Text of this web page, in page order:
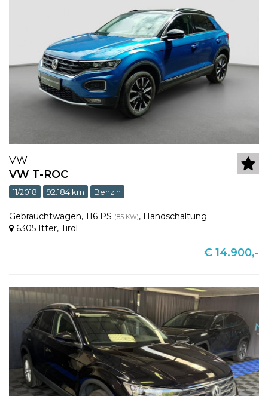
VW
VW T-ROC
11/2018 92.184 km Benzin
Gebrauchtwagen, 116 PS (85 KW), Handschaltung
6305 Itter, Tirol
€ 14.900,-